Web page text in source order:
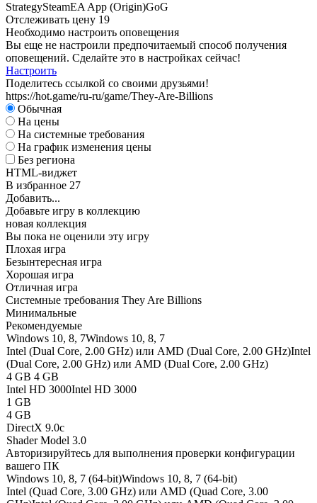
StrategySteamEA App (Origin)GoG
Отслеживать цену 19
Необходимо настроить оповещения
Вы еще не настроили предпочитаемый способ получения
оповещений. Сделайте это в настройках сейчас!
Настроить
Поделитесь ссылкой со своими друзьями!
https://hot.game/ru-ru/game/They-Are-Billions
Обычная
На цены
На системные требования
На график изменения цены
Без региона
HTML-виджет
В избранное 27
Добавить...
Добавьте игру в коллекцию
новая коллекция
Вы пока не оценили эту игру
Плохая игра
Безынтересная игра
Хорошая игра
Отличная игра
Системные требования They Are Billions
Минимальные
Рекомендуемые
Windows 10, 8, 7Windows 10, 8, 7
Intel (Dual Core, 2.00 GHz) или AMD (Dual Core, 2.00 GHz)Intel
(Dual Core, 2.00 GHz) или AMD (Dual Core, 2.00 GHz)
4 GB 4 GB
Intel HD 3000Intel HD 3000
1 GB
4 GB
DirectX 9.0c
Shader Model 3.0
Авторизируйтесь для выполнения проверки конфигурации
вашего ПК
Windows 10, 8, 7 (64-bit)Windows 10, 8, 7 (64-bit)
Intel (Quad Core, 3.00 GHz) или AMD (Quad Core, 3.00